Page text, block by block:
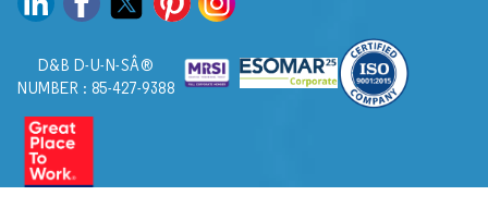
D&B D-U-N-SÂ®
NUMBER : 85-427-9388